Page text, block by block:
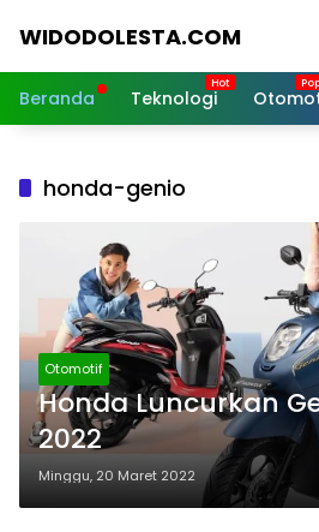
WIDODOLESTA.COM
dan
Terkini
Beranda Teknologi
honda-genio
Otomotif
Honda Luncurkan
2022
Minggu, 20 Maret 2022